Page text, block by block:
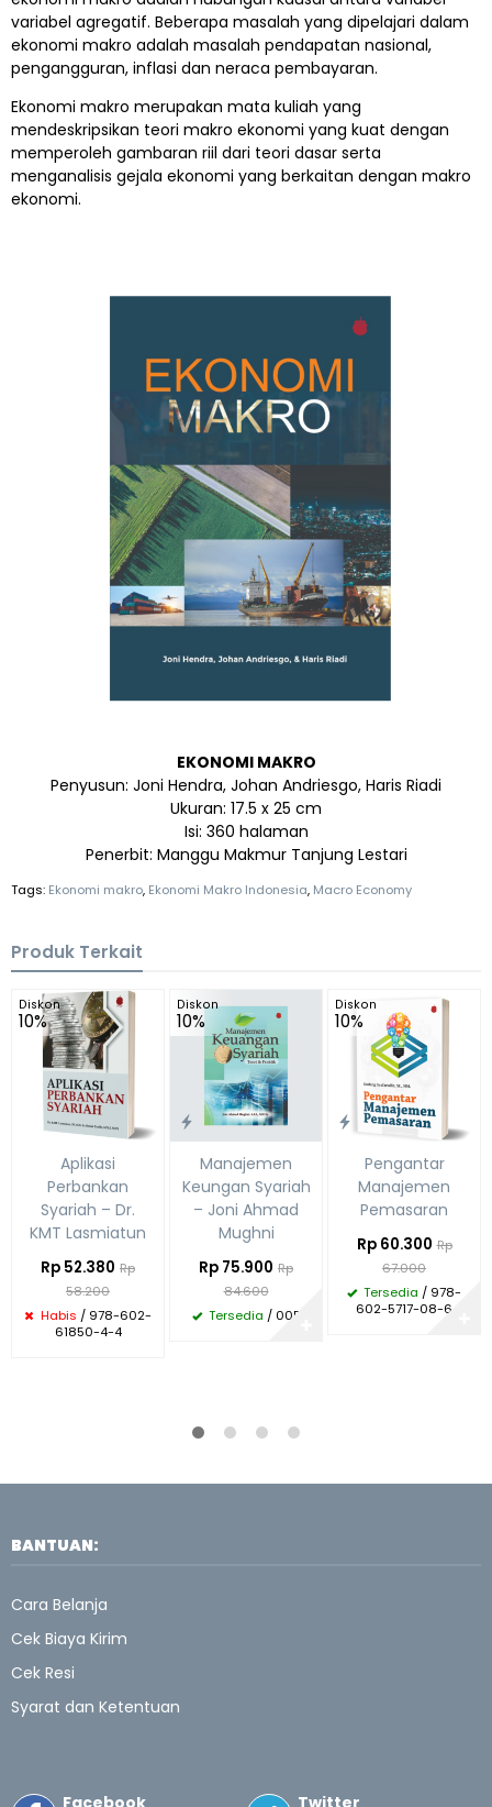
variabel agregatif. Beberapa masalah yang dipelajari dalam
ekonomi makro adalah masalah pendapatan nasional,
pengangguran, inflasi dan neraca pembayaran.
Ekonomi makro merupakan mata kuliah yang
mendeskripsikan teori makro ekonomi yang kuat dengan
memperoleh gambaran riil dari teori dasar serta
menganalisis gejala ekonomi yang berkaitan dengan makro
ekonomi.
EKONOMI MAKRO
Penyusun: Joni Hendra, Johan Andriesgo, Haris Riadi
Ukuran: 17.5 x 25 cm
Isi: 360 halaman
Penerbit: Manggu Makmur Tanjung Lestari
Tags: Ekonomi makro, Ekonomi Makro Indonesia, Macro Economy
Produk Terkait
Diskon
10%
Aplikasi
Perbankan
Syariah – Dr.
KMT Lasmiatun
Rp 52.380 Rp
58.200
Habis / 978-602-
61850-4-4
Diskon
10%
Manajemen
Keungan Syariah
– Joni Ahmad
Mughni
Rp 75.900 Rp
84.600
Tersedia / 005
Diskon
10%
Pengantar
Manajemen
Pemasaran
Rp 60.300 Rp
67.000
Tersedia / 978-
602-5717-08-6
BANTUAN:
Cara Belanja
Cek Biaya Kirim
Cek Resi
Syarat dan Ketentuan
Facebook Twitter